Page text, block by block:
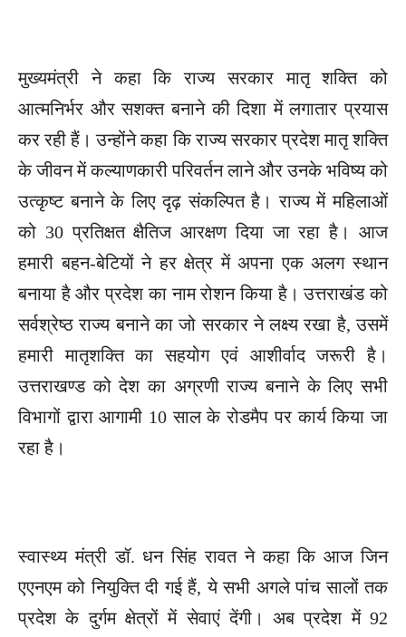
मुख्यमंत्री ने कहा कि राज्य सरकार मातृ शक्ति को
आत्मनिर्भर और सशक्त बनाने की दिशा में लगातार प्रयास
कर रही हैं। उन्होंने कहा कि राज्य सरकार प्रदेश मातृ शक्ति
के जीवन में कल्याणकारी परिवर्तन लाने और उनके भविष्य को
उत्कृष्ट बनाने के लिए दृढ़ संकल्पित है। राज्य में महिलाओं
को 30 प्रतिक्षत क्षैतिज आरक्षण दिया जा रहा है। आज
हमारी बहन-बेटियों ने हर क्षेत्र में अपना एक अलग स्थान
बनाया है और प्रदेश का नाम रोशन किया है। उत्तराखंड को
सर्वश्रेष्ठ राज्य बनाने का जो सरकार ने लक्ष्य रखा है, उसमें
हमारी मातृशक्ति का सहयोग एवं आशीर्वाद जरूरी है।
उत्तराखण्ड को देश का अग्रणी राज्य बनाने के लिए सभी
विभागों द्वारा आगामी 10 साल के रोडमैप पर कार्य किया जा
रहा है।
स्वास्थ्य मंत्री डॉ. धन सिंह रावत ने कहा कि आज जिन
एएनएम को नियुक्ति दी गई हैं, ये सभी अगले पांच सालों तक
प्रदेश के दुर्गम क्षेत्रों में सेवाएं देंगी। अब प्रदेश में 92